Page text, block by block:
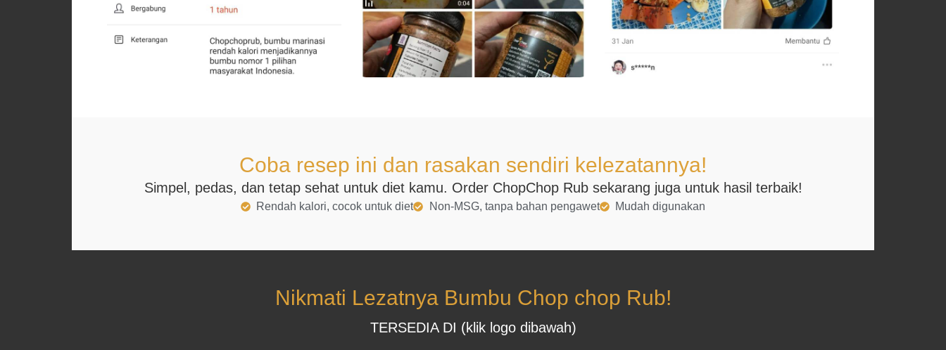
Coba resep ini dan rasakan sendiri kelezatannya!
Simpel, pedas, dan tetap sehat untuk diet kamu. Order ChopChop Rub sekarang juga untuk hasil terbaik!
Rendah kalori, cocok untuk diet Non-MSG, tanpa bahan pengawet Mudah digunakan
Nikmati Lezatnya Bumbu Chop chop Rub!
TERSEDIA DI (klik logo dibawah)